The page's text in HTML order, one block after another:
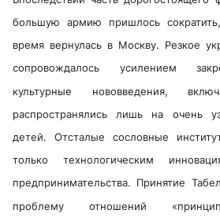
большую армию пришлось
время вернулась в Москву. Резкое
сопровождалось усилением
культурные нововведения,
распространялись лишь на очень
детей. Отсталые сословные
только технологическим
предпринимательства. Принятие
проблему отношений